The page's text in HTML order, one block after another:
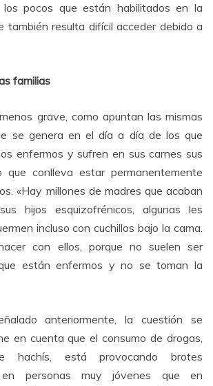
los pocos que están habilitados en la
también resulta difícil acceder debido a
familias
grave, como apuntan las mismas
se genera en el día a día de los que
enfermos y sufren en sus carnes sus
conlleva estar permanentemente
«Hay millones de madres que acaban
hijos esquizofrénicos, algunas les
incluso con cuchillos bajo la cama.
con ellos, porque no suelen ser
están enfermos y no se toman la
anteriormente, la cuestión se
en cuenta que el consumo de drogas,
hachís, está provocando brotes
en personas muy jóvenes que en